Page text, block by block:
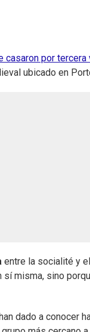
casaron por tercera
ubicado en
entre la socialité y
misma, sino
dado a conocer